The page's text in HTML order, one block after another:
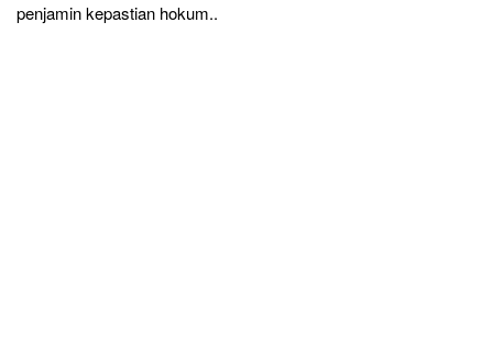
penjamin kepastian hokum..